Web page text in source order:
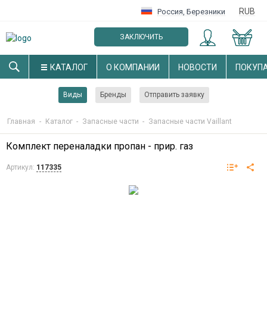
Россия, Березники RUB
ЗАКЛЮЧИТЬ
ОПТОВЫЙ ДОГОВОР
КАТАЛОГ О КОМПАНИИ НОВОСТИ
Виды Бренды Отправить заявку
Главная - Каталог - Запасные части - Запасные части Vaillant
Комплект переналадки пропан - прир. газ
Артикул: 117335